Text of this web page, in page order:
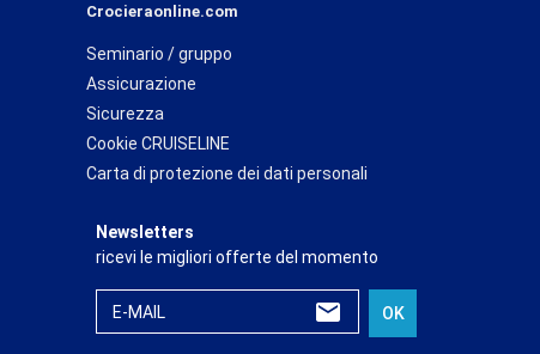
Crocieraonline.com
Seminario / gruppo
Assicurazione
Sicurezza
Cookie CRUISELINE
Carta di protezione dei dati personali
Newsletters
ricevi le migliori offerte del momento
E-MAIL OK